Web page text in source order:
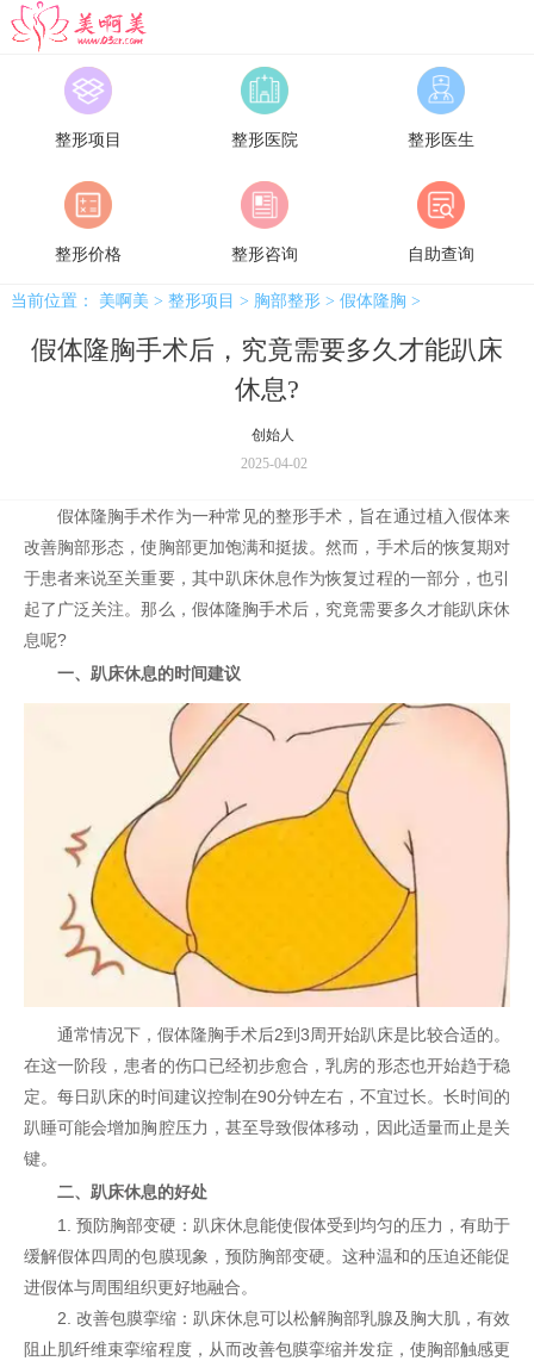
美啊美
整形项目 整形医院 整形医生
整形价格 整形咨询 自助查询
当前位置： 美啊美 > 整形项目 > 胸部整形> 假体隆胸 >
假体隆胸手术后，究竟需要多久才能趴床
休息?
创始人
2025-04-02
假体隆胸手术作为一种常见的整形手术，旨在通过植入假体来
改善胸部形态，使胸部更加饱满和挺拔。然而，手术后的恢复期对
于患者来说至关重要，其中趴床休息作为恢复过程的一部分，也引
起了广泛关注。那么，假体隆胸手术后，究竟需要多久才能趴床休
息呢?
一、趴床休息的时间建议
通常情况下，假体隆胸手术后2到3周开始趴床是比较合适的。
在这一阶段，患者的伤口已经初步愈合，乳房的形态也开始趋于稳
定。每日趴床的时间建议控制在90分钟左右，不宜过长。长时间的
趴睡可能会增加胸腔压力，甚至导致假体移动，因此适量而止是关
键。
二、趴床休息的好处
1. 预防胸部变硬：趴床休息能使假体受到均匀的压力，有助于
缓解假体四周的包膜现象，预防胸部变硬。这种温和的压迫还能促
进假体与周围组织更好地融合。
2. 改善包膜挛缩：趴床休息可以松解胸部乳腺及胸大肌，有效
阻止肌纤维束挛缩程度，从而改善包膜挛缩并发症，使胸部触感更